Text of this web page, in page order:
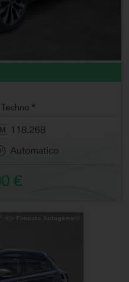
*
118.268
Automatico
€